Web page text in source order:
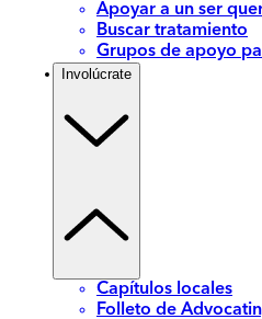
Apoyar a un ser
Buscar tratamiento
Grupos de apoyo
Involúcrate
Capítulos locales
Folleto de